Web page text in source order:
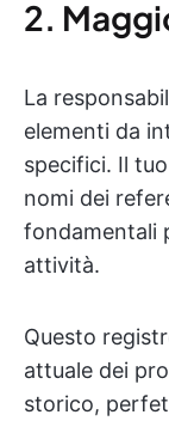
2.
La
elementi da
specifici. Il
nomi dei
fondamentali
attività.
Questo
attuale dei
storico,